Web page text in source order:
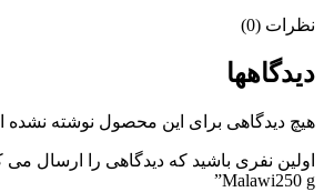
نظرات (0)
دیدگاهها
هیچ دیدگاهی برای این محصول نوشته
Malawi250 g”